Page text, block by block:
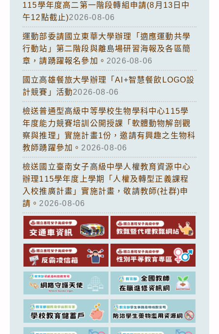
115學年度高二第一階段轉組申請(8月13日中
午12點截止)2026-08-06
運動部委請國立東華大學辦理「適應運動共學
行動站」第二階段與離島場研習海報及各區簡
章，請踴躍報名參加。 2026-08-06
國立高雄餐旅大學辦理「AI+智慧餐飲LOGO設
計競賽」活動2026-08-06
檢送普通型高級中等學校生物學科中心115學
年度能力競賽培訓公開授課「軟體動物解剖觀
察與推理」實施計畫1份，邀請有興趣之生物科
教師踴躍參加。 2026-08-06
檢送國立臺南女子高級中學人權教育資源中心
辦理115學年度上學期「人權及轉型正義課程
入校推廣計畫」實施計畫，敬請教師(社群)申
請。 2026-08-06